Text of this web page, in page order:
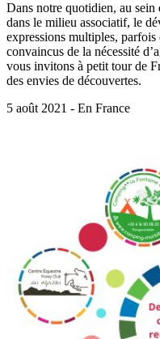
Dans notre quotidien, au sein
dans le milieu associatif, le
expressions multiples,
convaincus de la nécessité
vous invitons à petit tour de
des envies de découvertes.
5 août 2021 - En France